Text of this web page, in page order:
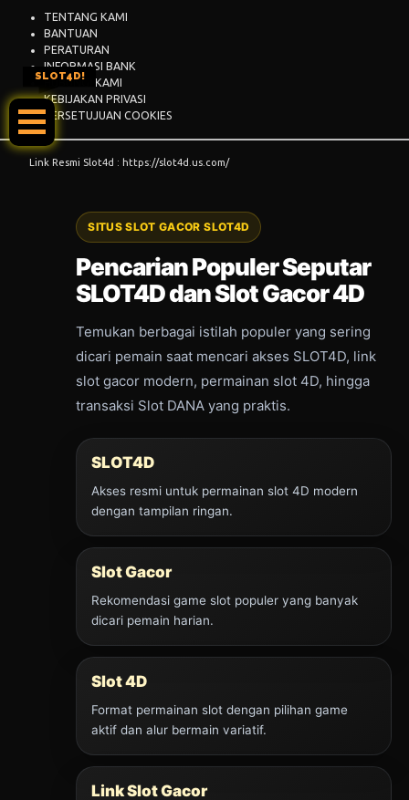
TENTANG KAMI
BANTUAN
PERATURAN
INFORMASI BANK
HUBUNGI KAMI
KEBIJAKAN PRIVASI
PERSETUJUAN COOKIES
SLOT4D!
Link Resmi Slot4d : https://slot4d.us.com/
SITUS SLOT GACOR SLOT4D
Pencarian Populer Seputar
SLOT4D dan Slot Gacor 4D
Temukan berbagai istilah populer yang sering
dicari pemain saat mencari akses SLOT4D, link
slot gacor modern, permainan slot 4D, hingga
transaksi Slot DANA yang praktis.
SLOT4D
Akses resmi untuk permainan slot 4D modern
dengan tampilan ringan.
Slot Gacor
Rekomendasi game slot populer yang banyak
dicari pemain harian.
Slot 4D
Format permainan slot dengan pilihan game
aktif dan alur bermain variatif.
Link Slot Gacor